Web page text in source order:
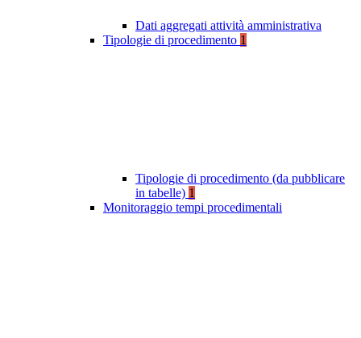
Dati aggregati attività amministrativa
Tipologie di procedimento 1
Tipologie di procedimento (da pubblicare
in tabelle) 1
Monitoraggio tempi procedimentali